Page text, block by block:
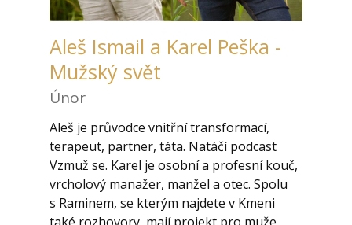
Aleš Ismail a Karel Peška -
Mužský svět
Únor
Aleš je průvodce vnitřní transformací,
terapeut, partner, táta. Natáčí podcast
Vzmuž se. Karel je osobní a profesní kouč,
vrcholový manažer, manžel a otec. Spolu
s Raminem, se kterým najdete v Kmeni